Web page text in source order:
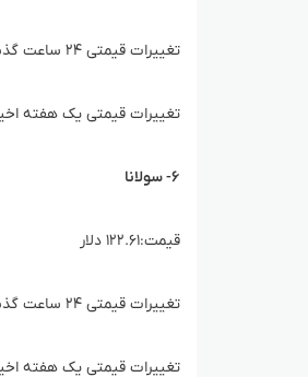
تغییرات قیمتی ۲۴ ساعت گذشته: ۱.۴۱ درصد افزایش
تغییرات قیمتی یک هفته اخیر: ۱.۶۱ درصد
۶- سولانا
قیمت:۱۲۲.۶۱ دلار
تغییرات قیمتی ۲۴ ساعت گذشته: ۶.۳۹ درصد افزایش
تغییرات قیمتی یک هفته اخیر: ۱.۶۹ درصد